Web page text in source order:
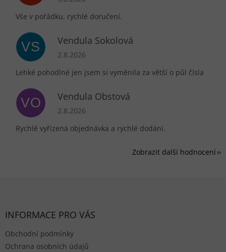
Vše v pořádku, rychlé doručení.
VS Vendula Sokolová
Hodnocení obchodu je 5 z 5 hvězdiček.
2.8.2026
Lehké pohodlné jen jsem si vyměnila za větší o půl čísla
VO Vendula Obstová
Hodnocení obchodu je 5 z 5 hvězdiček.
2.8.2026
Rychlé vyřízená objednávka a rychlé dodání.
Zobrazit další hodnocení
INFORMACE PRO VÁS
Obchodní podmínky
Ochrana osobních údajů